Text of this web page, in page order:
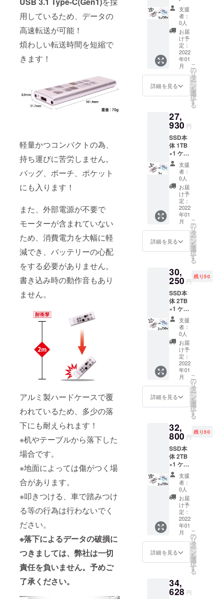
用しているため、データの
高速転送が可能！
煩わしい転送時間を短縮で
きます！
軽量かつコンパクトの為、
持ち運びに苦労しません。
バッグ、ポーチ、ポケット
にも入ります！
また、外部電源が不要で
モーターが含まれていない
ため、消費電力を大幅に軽
減でき、バッテリーの心配
をする必要がありません。
書き込み時の動作音もあり
ません。
アルミ製ハードケースで覆
われているため、多少の落
下にも耐えられます！
※机やテーブルから落下した
場合です。
※地面によっては傷がつく場
合があります。
※叩きつける、車で踏みつけ
る等の行為は行わないでく
ださい。
※落下によるデータの破損に
つきましては、弊社は一切
責任を負いません。予めご
了承ください。
ブル2本
(Type-
C&Type
-
C/Type-
C&USB
-A) 日本
語保証
価：
29,400
円 税・
支援
者：
0人
お届
け予
定：
2022
年01
月
詳細を見る
こ
の
リ
タ
ー
ン
を
選
択
す
る
27,
930 円
SSD本
体 1TB
×1 ケー
ブル2本
(Type-
C&Type
-
C/Type-
C&USB
-A) 日本
語保証
価：
29,400
円 税・
支援
者：
0人
お届
け予
定：
2022
年01
月
詳細を見る
こ
の
リ
タ
ー
ン
を
選
択
す
る
30,
250 円
残り50
SSD本
体 2TB
×1 ケー
ブル2本
(Type-
C&Type
-
C/Type-
C&USB
-A) 日本
語保証
価：
36,450
円 税・
支援
者：
0人
お届
け予
定：
2022
年01
月
詳細を見る
こ
の
リ
タ
ー
ン
を
選
択
す
る
32,
800 円
残り50
SSD本
体 2TB
×1 ケー
ブル2本
(Type-
C&Type
-
C/Type-
C&USB
-A) 日本
語保証
価：
36,450
円 税・
支援
者：
0人
お届
け予
定：
2022
年01
月
詳細を見る
こ
の
リ
タ
ー
ン
を
選
択
す
る
34,
628 円